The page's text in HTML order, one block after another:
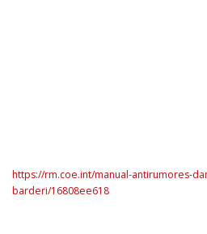
https://rm.coe.int/manual-antirumores-
barderi/16808ee618